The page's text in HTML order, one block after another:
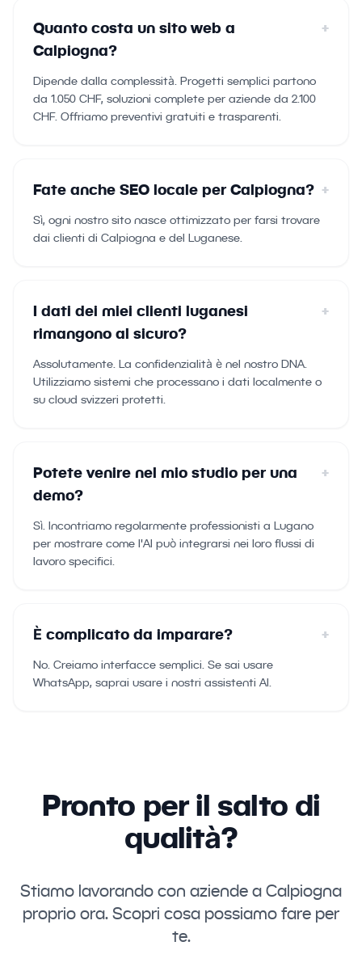
Quanto costa un sito web a
Calpiogna?
+
Dipende dalla complessità. Progetti semplici partono
da 1.050 CHF, soluzioni complete per aziende da 2.100
CHF. Offriamo preventivi gratuiti e trasparenti.
Fate anche SEO locale per Calpiogna? +
Sì, ogni nostro sito nasce ottimizzato per farsi trovare
dai clienti di Calpiogna e del Luganese.
I dati dei miei clienti luganesi
rimangono al sicuro?
+
Assolutamente. La confidenzialità è nel nostro DNA.
Utilizziamo sistemi che processano i dati localmente o
su cloud svizzeri protetti.
Potete venire nel mio studio per una
demo?
+
Sì. Incontriamo regolarmente professionisti a Lugano
per mostrare come l'AI può integrarsi nei loro flussi di
lavoro specifici.
È complicato da imparare? +
No. Creiamo interfacce semplici. Se sai usare
WhatsApp, saprai usare i nostri assistenti AI.
Pronto per il salto di
qualità?
Stiamo lavorando con aziende a Calpiogna
proprio ora. Scopri cosa possiamo fare per
te.